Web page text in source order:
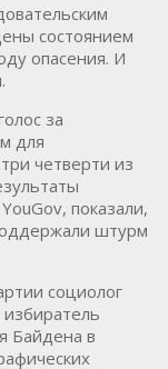
состоянием
опасения. И
за
для
четверти из
показали,
штурм
социолог
Байдена в